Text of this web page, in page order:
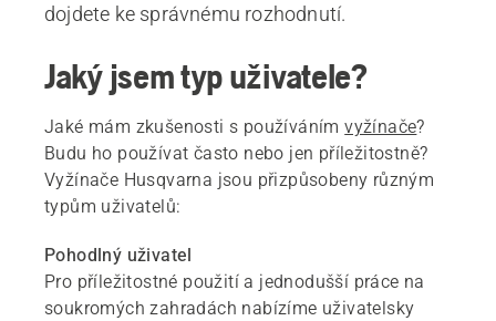
dojdete ke správnému rozhodnutí.
Jaký jsem typ uživatele?
Jaké mám zkušenosti s používánímvyžínače?
Budu ho používat často nebo jen příležitostně?
Vyžínače Husqvarna jsou přizpůsobeny různým
typům uživatelů:
Pohodlný uživatel
Pro příležitostné použití a jednodušší práce na
soukromých zahradách nabízíme uživatelsky